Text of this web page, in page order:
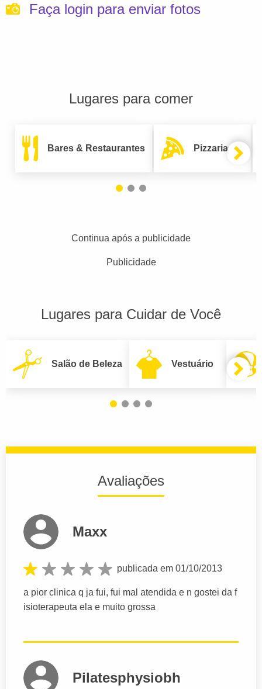
Faça login para enviar fotos
Lugares para comer
Bares & Restaurantes Pizzarias
Continua após a publicidade
Publicidade
Lugares para Cuidar de Você
Salão de Beleza Vestuário
Avaliações
Maxx
publicada em 01/10/2013
a pior clinica q ja fui, fui mal atendida e n gostei da f
isioterapeuta ela e muito grossa
Pilatesphysiobh